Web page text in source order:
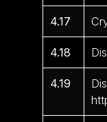
4.17
4.18
4.19